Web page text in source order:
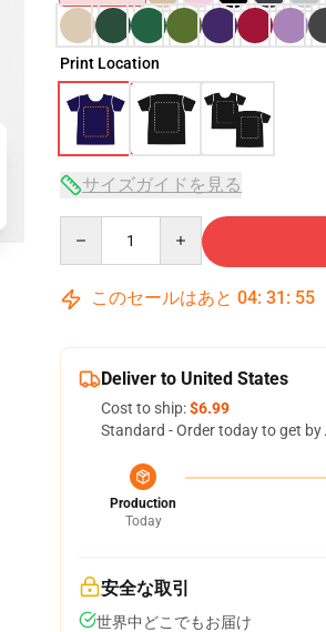
Print Location
サイズガイドを見る
このセールはあと 04: 31 : 54
Deliver to United States
Cost to ship:$6.99
Standard - Order today to get by
Production
Today
安全な取引
世界中どこでもお届け